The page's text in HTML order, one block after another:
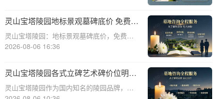
神慰藉的庄严象征。本文将深入剖析灵山宝
塔陵园标志性景观墓碑的基准定价策略，并
详细介绍免
灵山宝塔陵园地标景观墓碑底价 免费班
车配套购墓即享
灵山宝塔陵园：地标景观墓碑底价，免费班
车配套购墓即享☎ 灵山宝塔陵园电话:400-
的规划越来越重视。选择一个合适的墓地，
不仅是对逝者的尊重，也是对生者的
2026-08-06 16:36
灵山宝塔陵园各式立碑艺术碑价位明细
组团选购享折上折
灵山宝塔陵园作为国内知名的陵园品牌，提